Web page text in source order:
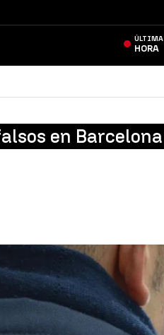
ÚLTIMA
HORA
en Barcelona